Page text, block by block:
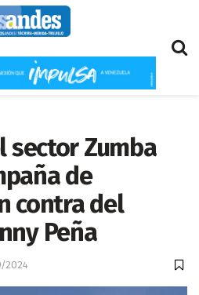
sector Zumba
de
contra del
Peña
2024